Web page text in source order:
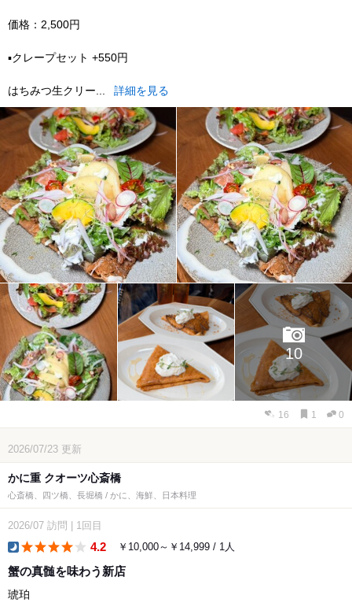
価格：2,500円
▪️クレープセット +550円
はちみつ生クリー... 詳細を見る
10
16 1 0
2026/07/23 更新
かに重 クオーツ心斎橋
心斎橋、四ツ橋、長堀橋 / かに、海鮮、日本料理
2026/07 訪問 1回目
4.2 ￥10,000～￥14,999 / 1人
蟹の真髄を味わう新店
琥珀